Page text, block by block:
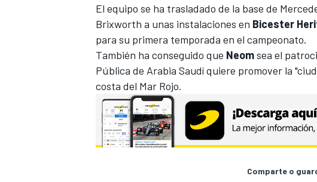
MÁS CATEGORÍAS
El equipo se ha trasladado de la base de
Brixworth a unas instalaciones en Bicester
para su primera temporada en el campeonato.
También ha conseguido que Neomsea el
Pública de Arabia Saudí quiere promover la
costa del Mar Rojo.
Comparte o